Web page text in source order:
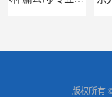
版权所有